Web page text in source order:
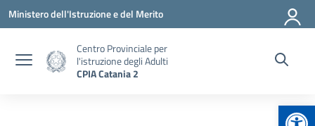
Vai ai contenuti
Vai al menu di navigazione
Vai al footer
Ministero dell'Istruzione e del Merito
Centro Provinciale per
l'istruzione degli Adulti
CPIA Catania 2